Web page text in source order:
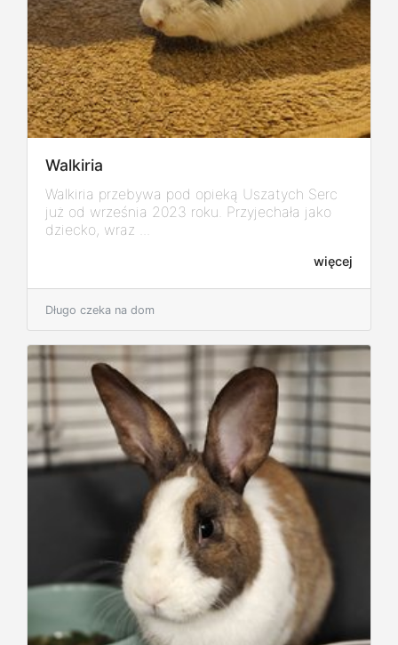
Walkiria
Walkiria przebywa pod opieką Uszatych Serc
już od września 2023 roku. Przyjechała jako
dziecko, wraz ...
więcej
Długo czeka na dom